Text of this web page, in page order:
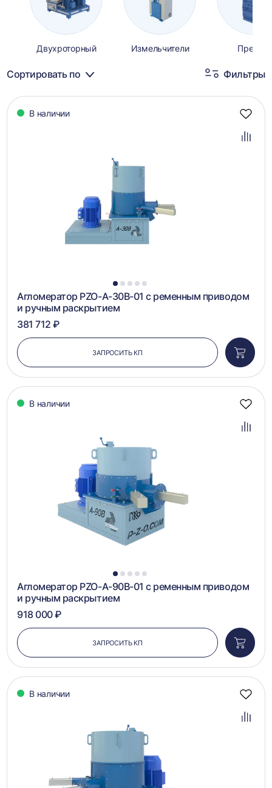
Двухроторный Измельчители Прессы
Сортировать по Фильтры
Каталог
товаров
В наличии
1 2 3 4 5
Агломератор PZO-A-30B-01 с ременным приводом
и ручным раскрытием
381 712 ₽
ЗАПРОСИТЬ КП
в
В наличии
1 2 3 4 5
Агломератор PZO-A-90B-01 с ременным приводом
и ручным раскрытием
918 000 ₽
ЗАПРОСИТЬ КП
в
В наличии